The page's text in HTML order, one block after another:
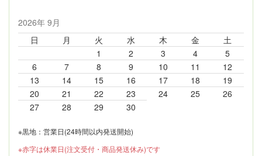
2026年 9月
日
月 火 水 木 金
土
1
2 3 4
5
6
7 8 9 10 11
12
13
14 15 16 17 18
19
20
21 22 23 24 25
26
27
28 29 30
※黒地：営業日(24時間以内発送開始)
※赤字は休業日(注文受付・商品発送休み)です